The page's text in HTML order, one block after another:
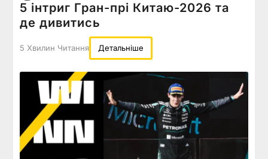
5 інтриг Гран-прі Китаю-2026 та
де дивитись
5 Хвилин Читання Детальніше